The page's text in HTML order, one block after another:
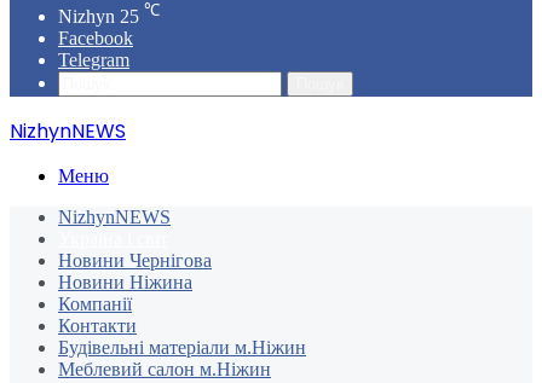
Nizhyn 25 ℃
Facebook
Telegram
NizhynNEWS
Меню
NizhynNEWS
Новини Чернігова
Новини Ніжина
Компанії
Контакти
Будівельні матеріали м.Ніжин
Меблевий салон м.Ніжин